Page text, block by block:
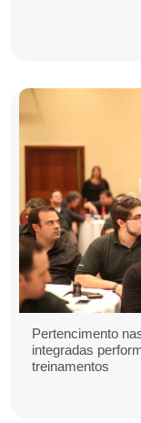
Pertencimento
integradas
treinamentos